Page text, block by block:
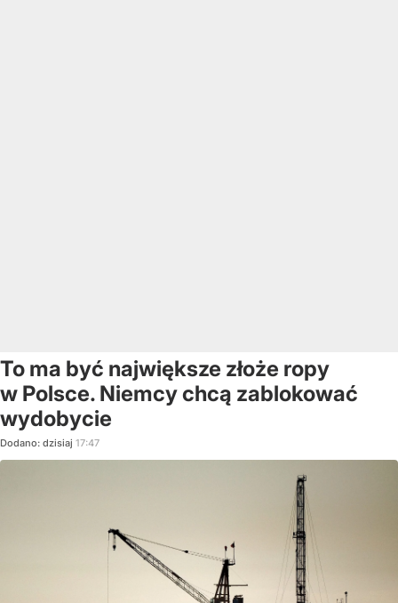
To ma być największe złoże ropy
w Polsce. Niemcy chcą zablokować
wydobycie
Dodano: dzisiaj 17:47